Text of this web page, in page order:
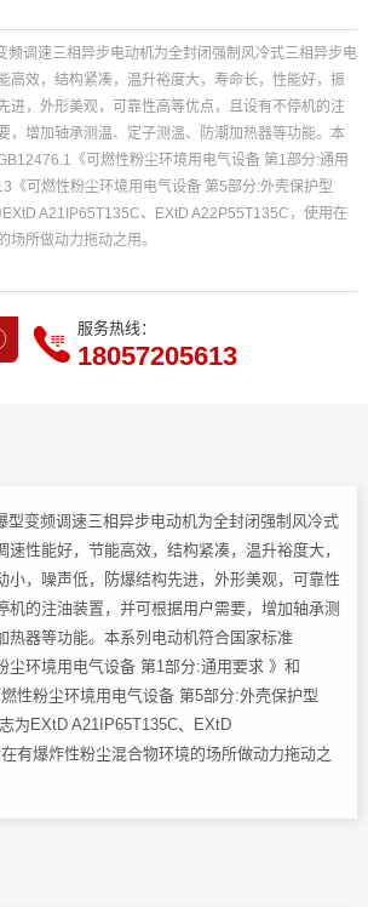
频调速三相异步电动机为全封闭强制风冷式三相异步电
高效，结构紧凑，温升裕度大，寿命长，性能好，振
进，外形美观，可靠性高等优点，且设有不停机的注
，增加轴承测温、定子测温、防潮加热器等功能。本
《可燃性粉尘环境用电气设备 第1部分:通用
《可燃性粉尘环境用电气设备 第5部分:外壳保护型
EXtD A21IP65T135C、EXtD A22P55T135C，使用在
场所做动力拖动之用。
服务热线：
18057205613
型变频调速三相异步电动机为全封闭强制风冷式
速性能好，节能高效，结构紧凑，温升裕度大，
小，噪声低，防爆结构先进，外形美观，可靠性
机的注油装置，并可根据用户需要，增加轴承测
热器等功能。本系列电动机符合国家标准
尘环境用电气设备 第1部分:通用要求 》和
性粉尘环境用电气设备 第5部分:外壳保护型
为EXtD A21IP65T135C、EXtD
有爆炸性粉尘混合物环境的场所做动力拖动之